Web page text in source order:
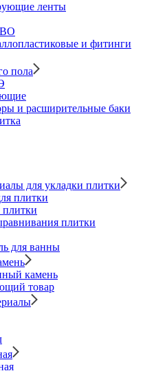
ленты
и фитинги
пола
и расширительные баки
для укладки плитки
плитки
плитки
плитки
для ванны
камень
товар